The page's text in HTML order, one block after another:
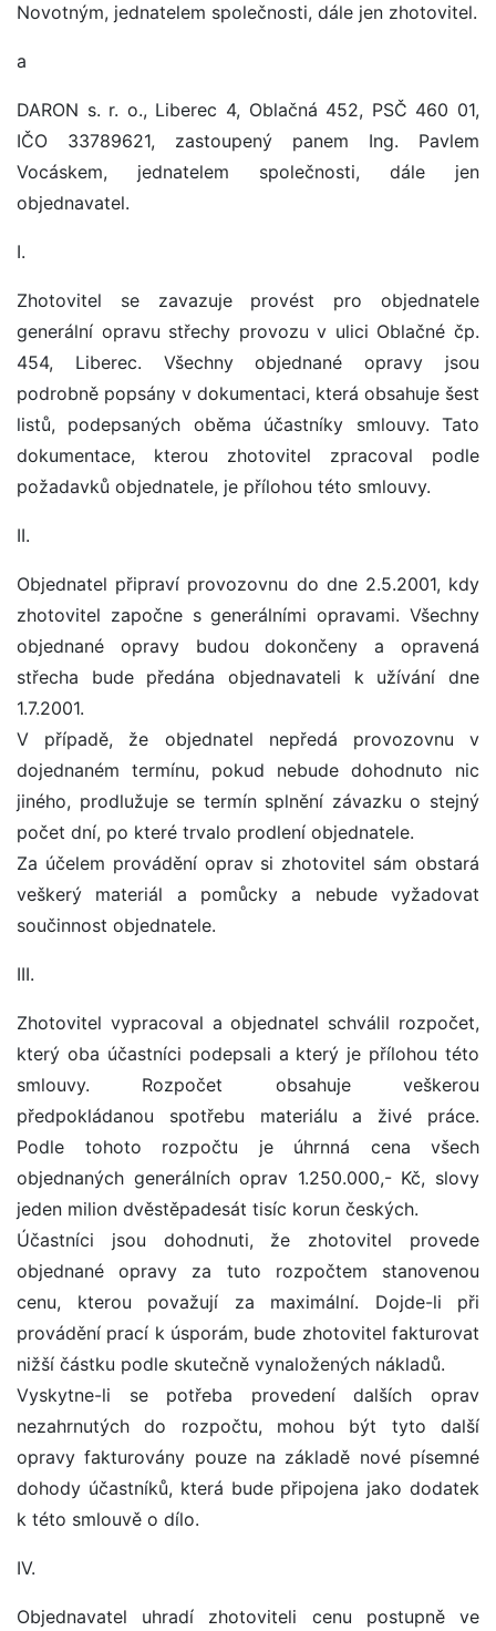
Novotným, jednatelem společnosti, dále jen zhotovitel.
a
DARON s. r. o., Liberec 4, Oblačná 452, PSČ 460 01,
IČO 33789621, zastoupený panem Ing. Pavlem
Vocáskem, jednatelem společnosti, dále jen
objednavatel.
I.
Zhotovitel se zavazuje provést pro objednatele
generální opravu střechy provozu v ulici Oblačné čp.
454, Liberec. Všechny objednané opravy jsou
podrobně popsány v dokumentaci, která obsahuje šest
listů, podepsaných oběma účastníky smlouvy. Tato
dokumentace, kterou zhotovitel zpracoval podle
požadavků objednatele, je přílohou této smlouvy.
II.
Objednatel připraví provozovnu do dne 2.5.2001, kdy
zhotovitel započne s generálními opravami. Všechny
objednané opravy budou dokončeny a opravená
střecha bude předána objednavateli k užívání dne
1.7.2001.
V případě, že objednatel nepředá provozovnu v
dojednaném termínu, pokud nebude dohodnuto nic
jiného, prodlužuje se termín splnění závazku o stejný
počet dní, po které trvalo prodlení objednatele.
Za účelem provádění oprav si zhotovitel sám obstará
veškerý materiál a pomůcky a nebude vyžadovat
součinnost objednatele.
III.
Zhotovitel vypracoval a objednatel schválil rozpočet,
který oba účastníci podepsali a který je přílohou této
smlouvy. Rozpočet obsahuje veškerou
předpokládanou spotřebu materiálu a živé práce.
Podle tohoto rozpočtu je úhrnná cena všech
objednaných generálních oprav 1.250.000,- Kč, slovy
jeden milion dvěstěpadesát tisíc korun českých.
Účastníci jsou dohodnuti, že zhotovitel provede
objednané opravy za tuto rozpočtem stanovenou
cenu, kterou považují za maximální. Dojde-li při
provádění prací k úsporám, bude zhotovitel fakturovat
nižší částku podle skutečně vynaložených nákladů.
Vyskytne-li se potřeba provedení dalších oprav
nezahrnutých do rozpočtu, mohou být tyto další
opravy fakturovány pouze na základě nové písemné
dohody účastníků, která bude připojena jako dodatek
k této smlouvě o dílo.
IV.
Objednavatel uhradí zhotoviteli cenu postupně ve